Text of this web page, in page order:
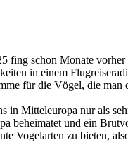
fing schon Monate
in einem
für die Vögel, die
in Mitteleuropa nur als
beheimatet und ein
Vogelarten zu bieten,